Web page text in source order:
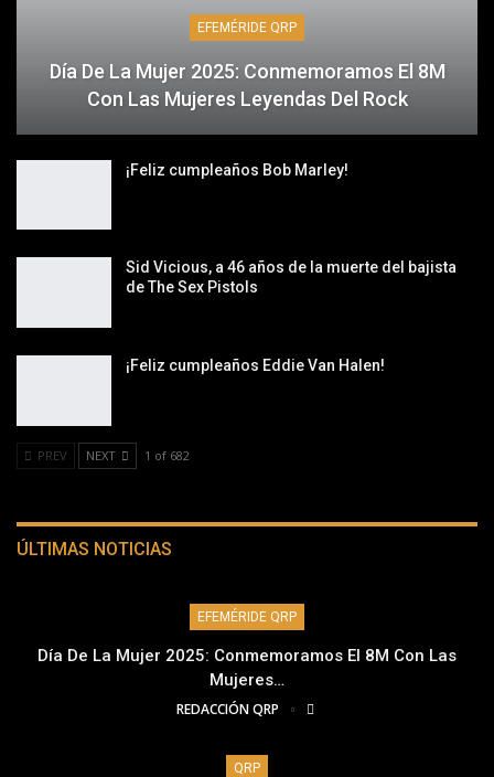
EFEMÉRIDE QRP
Día De La Mujer 2025: Conmemoramos El 8M
Con Las Mujeres Leyendas Del Rock
¡Feliz cumpleaños Bob Marley!
Sid Vicious, a 46 años de la muerte del bajista
de The Sex Pistols
¡Feliz cumpleaños Eddie Van Halen!
PREV NEXT 1 of 682
ÚLTIMAS NOTICIAS
EFEMÉRIDE QRP
Día De La Mujer 2025: Conmemoramos El 8M Con Las
Mujeres…
REDACCIÓN QRP
QRP